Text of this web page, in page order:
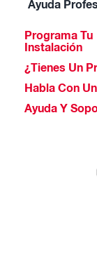
Ayuda
Programa Tu
Instalación
¿Tienes Un
Habla Con
Ayuda Y